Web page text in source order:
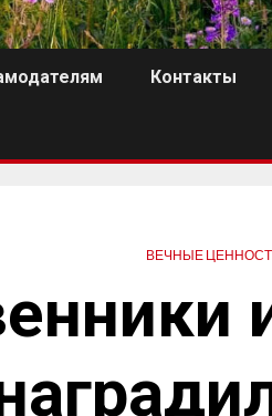
Контакты
ВЕЧНЫЕ